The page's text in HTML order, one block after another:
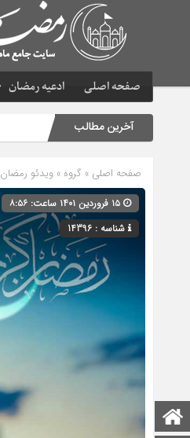
صفحه اصلی ادعیه رمضان
صفحه اصلی
آخرین مطالب
صفحه اصلی » گروه » ویدئو رمضان
شناسه : 14396